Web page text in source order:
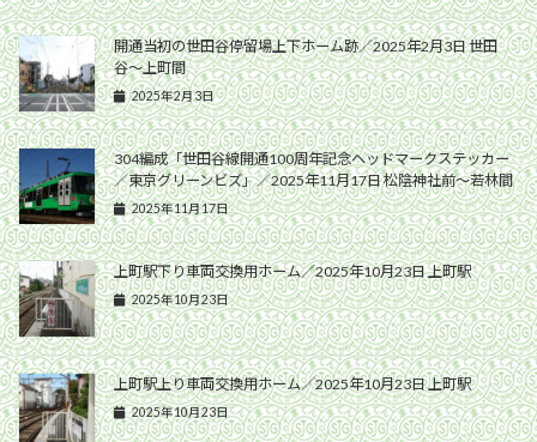
開通当初の世田谷停留場上下ホーム跡／2025年2月3日 世田
谷〜上町間
2025年2月3日
304編成「世田谷線開通100周年記念ヘッドマークステッカー
／東京グリーンビズ」／2025年11月17日 松陰神社前〜若林間
2025年11月17日
上町駅下り車両交換用ホーム／2025年10月23日 上町駅
2025年10月23日
上町駅上り車両交換用ホーム／2025年10月23日 上町駅
2025年10月23日